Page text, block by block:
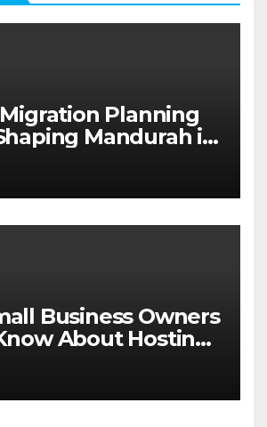
Planning
Mandurah in
Business Owners
About Hosting
Planning in